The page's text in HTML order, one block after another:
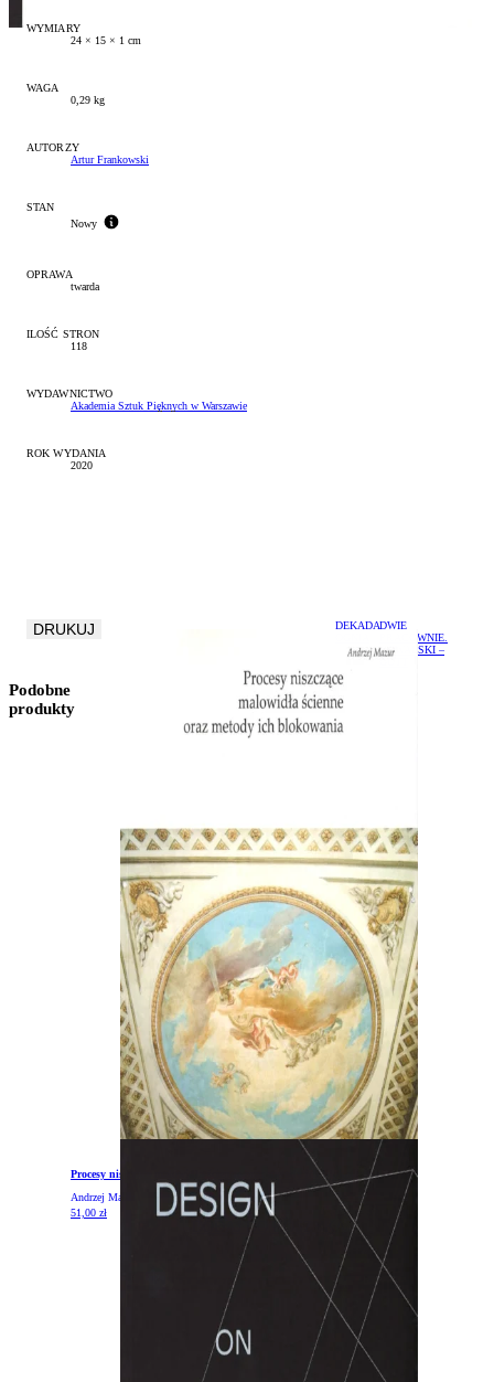
WYMIARY
24 × 15 × 1 cm
WAGA
0,29 kg
AUTORZY
Artur Frankowski
STAN
Nowy
OPRAWA
twarda
ILOŚĆ STRON
118
WYDAWNICTWO
Akademia Sztuk Pięknych w Warszawie
ROK WYDANIA
2020
DRUKUJ
DEKADADWIE
PRACOWNIE.
KOWALSKI –
Podobne
produkty
Procesy niszczące malowidła ścienne oraz metody ich blokowania
Andrzej Mazur
51,00 zł
DODAJ DO KOSZYKA